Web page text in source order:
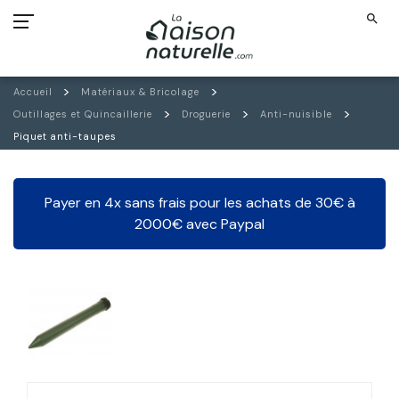
search
Accueil
Matériaux & Bricolage
Outillages et Quincaillerie
Droguerie
Anti-nuisible
Piquet anti-taupes
Payer en 4x sans frais pour les achats de 30€ à
2000€ avec Paypal